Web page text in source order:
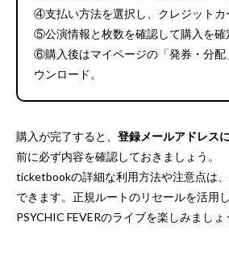
④支払い方法を選択し、クレジットカ
⑤公演情報と枚数を確認して購入を確
⑥購入後はマイページの「発券・分配
ウンロード。
購入が完了すると、 登録メールアドレス
前に必ず内容を確認しておきましょう。
ticketbookの詳細な利用方法や注意点は
できます。正規ルートのリセールを活用
PSYCHIC FEVERのライブを楽しみましょ